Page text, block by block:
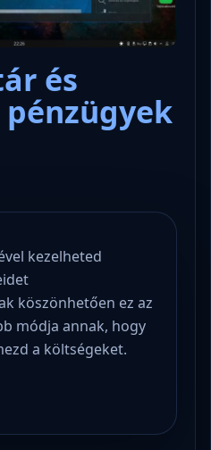
és
pénzügyek
kezelheted
köszönhetően ez az
módja annak, hogy
a költségeket.